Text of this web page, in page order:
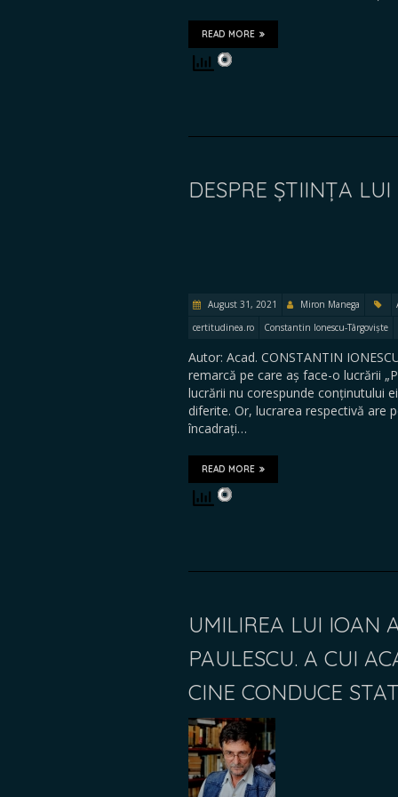
READ MORE
DESPRE ȘTIINȚA
August 31, 2021 Miron Manega
certitudinea.ro
Constantin Ionescu-Târgoviște
Autor: Acad. CONSTANTIN
remarcă pe care aș face-o lucrării
lucrării nu corespunde conținutului
diferite. Or, lucrarea respectivă are
încadrați…
READ MORE
UMILIREA LUI IOAN
PAULESCU. A CUI
CINE CONDUCE